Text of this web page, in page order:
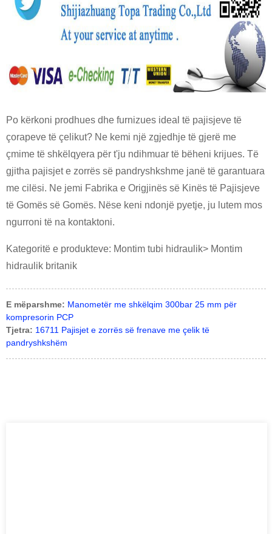
Po kërkoni prodhues dhe furnizues ideal të pajisjeve të
çorapeve të çelikut? Ne kemi një zgjedhje të gjerë me
çmime të shkëlqyera për t'ju ndihmuar të bëheni krijues. Të
gjitha pajisjet e zorrës së pandryshkshme janë të garantuara
me cilësi. Ne jemi Fabrika e Origjinës së Kinës të Pajisjeve
të Gomës së Gomës. Nëse keni ndonjë pyetje, ju lutem mos
ngurroni të na kontaktoni.
Kategoritë e produkteve: Montim tubi hidraulik> Montim
hidraulik britanik
E mëparshme: Manometër me shkëlqim 300bar 25 mm për
kompresorin PCP
Tjetra: 16711 Pajisjet e zorrës së frenave me çelik të
pandryshkshëm